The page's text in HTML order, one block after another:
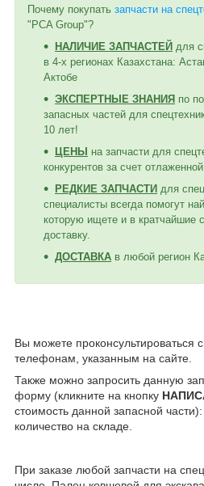
Почему покупать запчасти на
"PCA Group"?
НАЛИЧИЕ ЗАПЧАСТЕЙ для
в 4-х регионах Казахстана:
Актобе
ЭКСПЕРТНЫЕ ЗНАНИЯ по
запасных частей для
10 лет!
ЦЕНЫ на запчасти для
конкурентов за счет
РЕДКИЕ ЗАПЧАСТИ для
специалисты всегда помогут
которую ищете и в кратчайшие
доставку.
ДОСТАВКА в любой регион
Вы можете
телефонам, указанным на сайте.
Также можно запросить данную
форму (кликните на кнопку
стоимость данной запасной
количество на складе.
При заказе любой запчасти на